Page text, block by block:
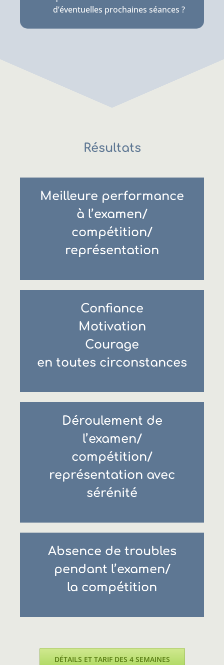
d’éventuelles prochaines séances ?
Résultats
Meilleure performance
à l’examen/
compétition/
représentation
Confiance
Motivation
Courage
en toutes circonstances
Déroulement de
l’examen/
compétition/
représentation avec
sérénité
Absence de troubles
pendant l’examen/
la compétition
DÉTAILS ET TARIF DES 4 SEMAINES